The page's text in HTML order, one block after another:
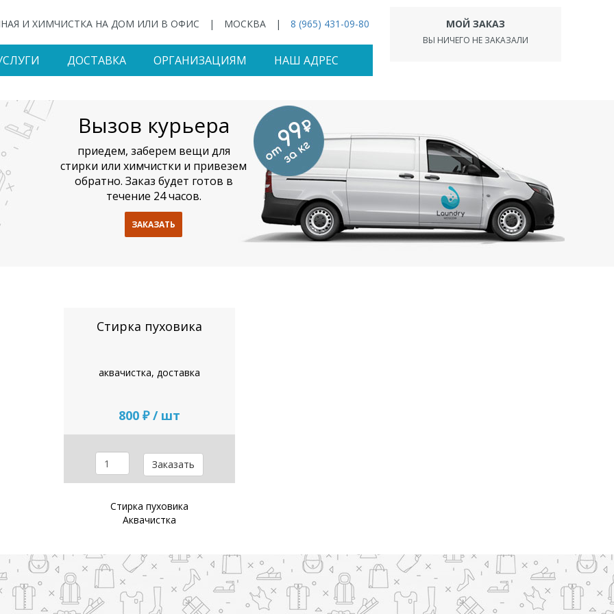
МОЙ ЗАКАЗ
ВЫ НИЧЕГО НЕ ЗАКАЗАЛИ
И ХИМЧИСТКА НА ДОМ ИЛИ В ОФИС | МОСКВА | 8 (965) 431-09-80
ДОСТАВКА ОРГАНИЗАЦИЯМ НАШ АДРЕС
Вызов курьера
приедем, заберем вещи для
стирки или химчистки и привезем
обратно. Заказ будет готов в
течение 24 часов.
ЗАКАЗАТЬ
Стирка пуховика
аквачистка, доставка
800 ₽ / шт
Заказать
Стирка пуховика
Аквачистка